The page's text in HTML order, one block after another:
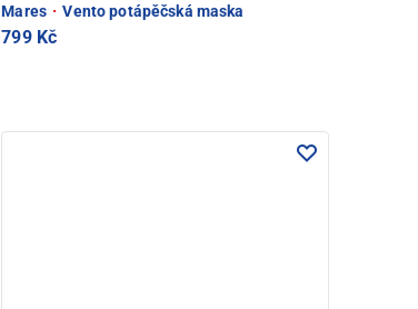
Mares · Vento potápěčská maska
799 Kč